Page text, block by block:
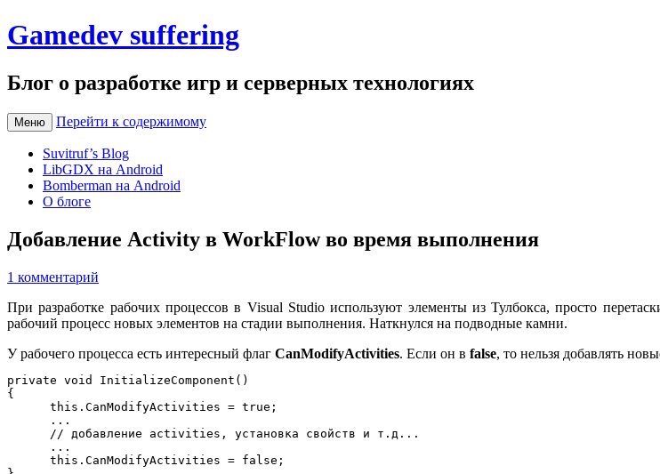
Gamedev suffering
Блог о разработке игр и серверных технологиях
Меню Перейти к содержимому
Suvitruf’s Blog
LibGDX на Android
Bomberman на Android
О блоге
Добавление Activity в WorkFlow во время выполнения
1 комментарий
При разработке рабочих процессов в Visual Studio используют элементы из Тулбокса, просто
рабочий процесс новых элементов на стадии выполнения. Наткнулся на подводные камни.
У рабочего процесса есть интересный флаг CanModifyActivities. Если он в false, то нельзя добавлять
private void InitializeComponent()
{
      this.CanModifyActivities = true;
      ...
      // добавление activities, установка свойств и т.д...
      ...
      this.CanModifyActivities = false;